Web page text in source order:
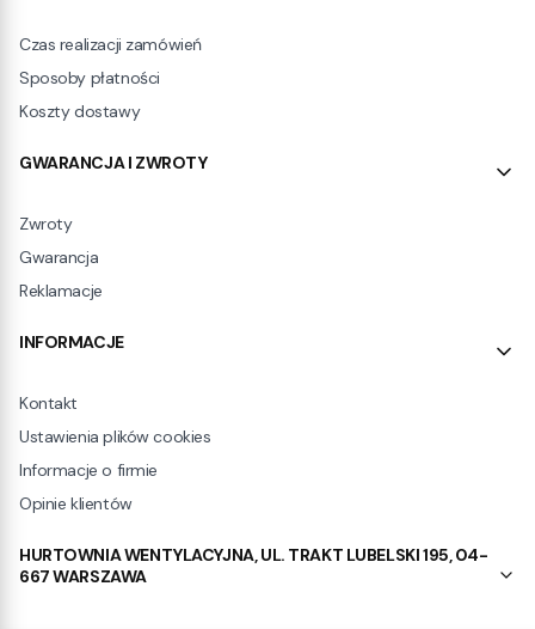
Czas realizacji zamówień
Sposoby płatności
Koszty dostawy
GWARANCJA I ZWROTY
Zwroty
Gwarancja
Reklamacje
INFORMACJE
Kontakt
Ustawienia plików cookies
Informacje o firmie
Opinie klientów
HURTOWNIA WENTYLACYJNA, UL. TRAKT LUBELSKI 195, 04-
667 WARSZAWA